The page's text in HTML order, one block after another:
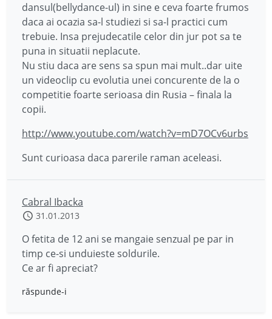
dansul(bellydance-ul) in sine e ceva foarte frumos
daca ai ocazia sa-l studiezi si sa-l practici cum
trebuie. Insa prejudecatile celor din jur pot sa te
puna in situatii neplacute.
Nu stiu daca are sens sa spun mai mult..dar uite
un videoclip cu evolutia unei concurente de la o
competitie foarte serioasa din Rusia – finala la
copii.
http://www.youtube.com/watch?v=mD7OCv6urbs
Sunt curioasa daca parerile raman aceleasi.
Cabral Ibacka
31.01.2013
O fetita de 12 ani se mangaie senzual pe par in
timp ce-si unduieste soldurile.
Ce ar fi apreciat?
răspunde-i